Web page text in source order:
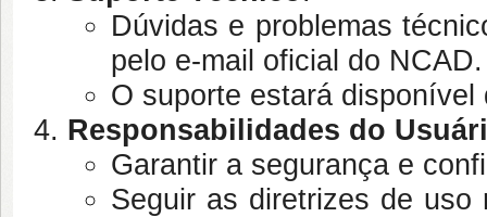
Dúvidas e problemas
pelo e-mail oficial do NCAD.
O suporte estará
Responsabilidades do
Garantir a segurança e
Seguir as diretrizes de uso